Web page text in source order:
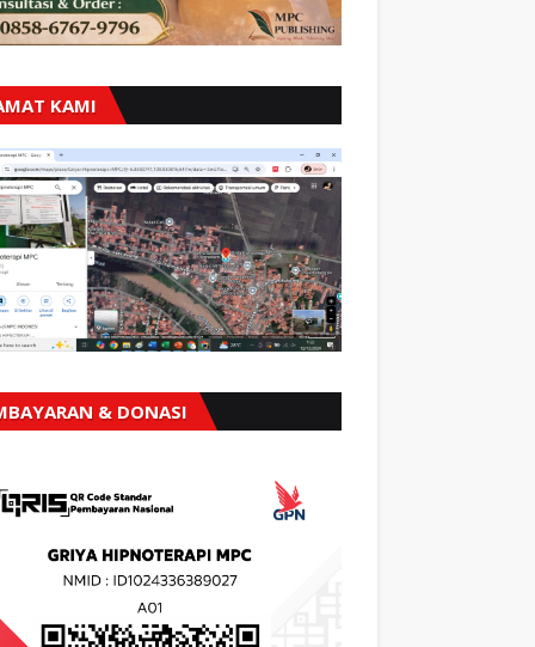
KAMI
& DONASI